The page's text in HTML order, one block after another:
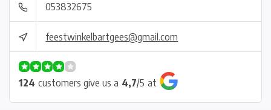
053832675
feestwinkelbartgees@gmail.com
124 customers give us a 4,7/5 at